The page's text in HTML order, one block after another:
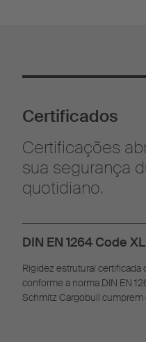
Certificados
Certificações
sua segurança
quotidiano.
DIN EN 1264 Code XL
Rigidez estrutural certificada
conforme a norma DIN EN
Schmitz Cargobull cumprem